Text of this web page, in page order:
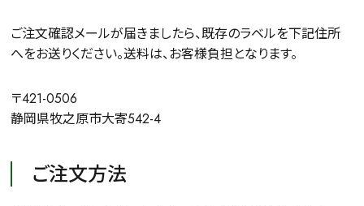
ご注文確認メールが届きましたら、既存のラベルを下記住所
へをお送りください。送料は、お客様負担となります。
〒421-0506
静岡県牧之原市大寄542-4
ご注文方法